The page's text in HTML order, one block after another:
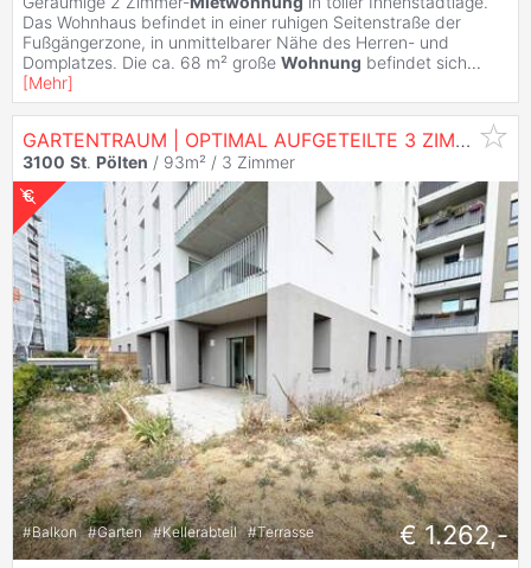
Das Wohnhaus befindet in einer ruhigen Seitenstraße der
Fußgängerzone, in unmittelbarer Nähe des Herren- und
Domplatzes. Die ca. 68 m² große Wohnung befindet sich...
[Mehr]
GARTENTRAUM | OPTIMAL AUFGETEILTE 3 ZIMMER | HOCHWERTIGE AUSSTATTUNG | TOPLAGE
3100 St. Pölten / 93m² / 3 Zimmer
#Balkon #Garten #Kellerabteil #Terrasse € 1.262,-